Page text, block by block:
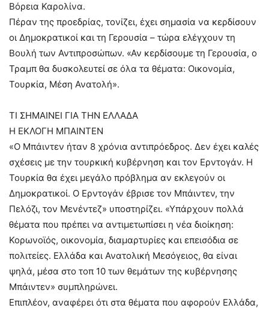
Βόρεια Καρολίνα.
Πέραν της προεδρίας, τονίζει, έχει σημασία να κερδίσουν
οι Δημοκρατικοί και τη Γερουσία – τώρα ελέγχουν τη
Βουλή των Αντιπροσώπων. «Αν κερδίσουμε τη Γερουσία, ο
Τραμπ θα δυσκολευτεί σε όλα τα θέματα: Οικονομία,
Τουρκία, Μέση Ανατολή».
ΤΙ ΣΗΜΑΙΝΕΙ ΓΙΑ ΤΗΝ ΕΛΛΑΔΑ
Η ΕΚΛΟΓΗ ΜΠΑΙΝΤΕΝ
«O Μπάιντεν ήταν 8 χρόνια αντιπρόεδρος. Δεν έχει καλές
σχέσεις με την τουρκική κυβέρνηση και τον Ερντογάν. Η
Τουρκία θα έχει μεγάλο πρόβλημα αν εκλεγούν οι
Δημοκρατικοί. Ο Ερντογάν έβρισε τον Μπάιντεν, την
Πελόζι, τον Μενέντεζ» υποστηρίζει. «Υπάρχουν πολλά
θέματα που πρέπει να αντιμετωπίσει η νέα διοίκηση:
Κορωνοϊός, οικονομία, διαμαρτυρίες και επεισόδια σε
πολιτείες. Ελλάδα και Ανατολική Μεσόγειος, θα είναι
ψηλά, μέσα στο τοπ 10 των θεμάτων της κυβέρνησης
Μπάιντεν» συμπληρώνει.
Επιπλέον, αναφέρει ότι στα θέματα που αφορούν Ελλάδα,